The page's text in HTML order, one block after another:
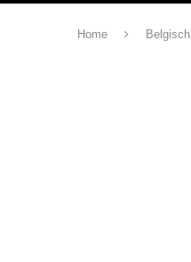
Home Belgisch